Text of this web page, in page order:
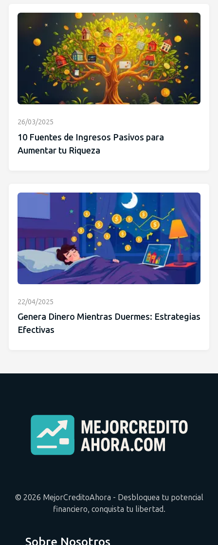
26/03/2025
10 Fuentes de Ingresos Pasivos para
Aumentar tu Riqueza
22/04/2025
Genera Dinero Mientras Duermes: Estrategias
Efectivas
© 2026 MejorCreditoAhora - Desbloquea tu potencial
financiero, conquista tu libertad.
Sobre Nosotros